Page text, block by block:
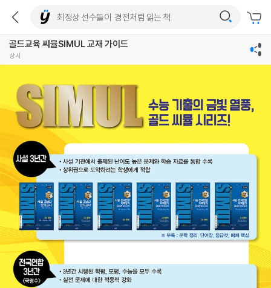
골드교육 씨뮬SIMUL 교재 가이드
상시